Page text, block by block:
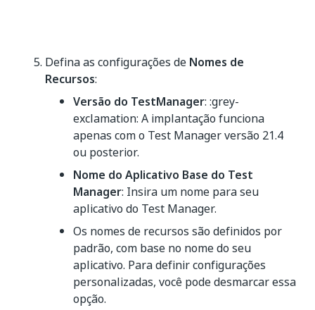
Defina as configurações de Nomes de
Recursos:
Versão do TestManager: :grey-
exclamation: A implantação funciona
apenas com o Test Manager versão 21.4
ou posterior.
Nome do Aplicativo Base do Test
Manager: Insira um nome para seu
aplicativo do Test Manager.
Os nomes de recursos são definidos por
padrão, com base no nome do seu
aplicativo. Para definir configurações
personalizadas, você pode desmarcar essa
opção.